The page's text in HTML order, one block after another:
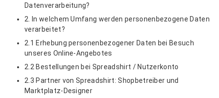
Datenverarbeitung?
2. In welchem Umfang werden personenbezogene Daten
verarbeitet?
2.1 Erhebung personenbezogener Daten bei Besuch
unseres Online-Angebotes
2.2 Bestellungen bei Spreadshirt / Nutzerkonto
2.3 Partner von Spreadshirt: Shopbetreiber und
Marktplatz-Designer